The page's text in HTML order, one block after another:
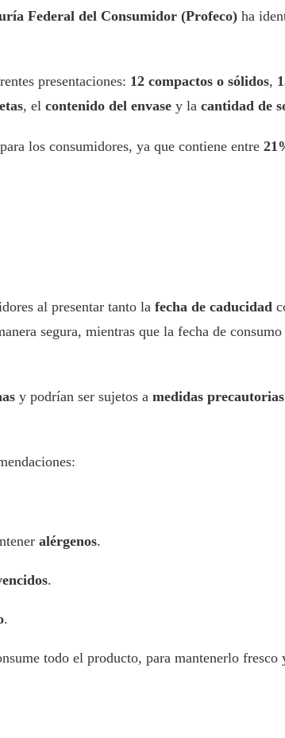
Federal del Consumidor (Profeco) ha
presentaciones: 12 compactos o sólidos,
, el contenido del envase y la cantidad de
los consumidores, ya que contiene entre
al presentar tanto la fecha de caducidad
segura, mientras que la fecha de
y podrían ser sujetos a medidas precautorias
alérgenos.
.
.
todo el producto, para mantenerlo